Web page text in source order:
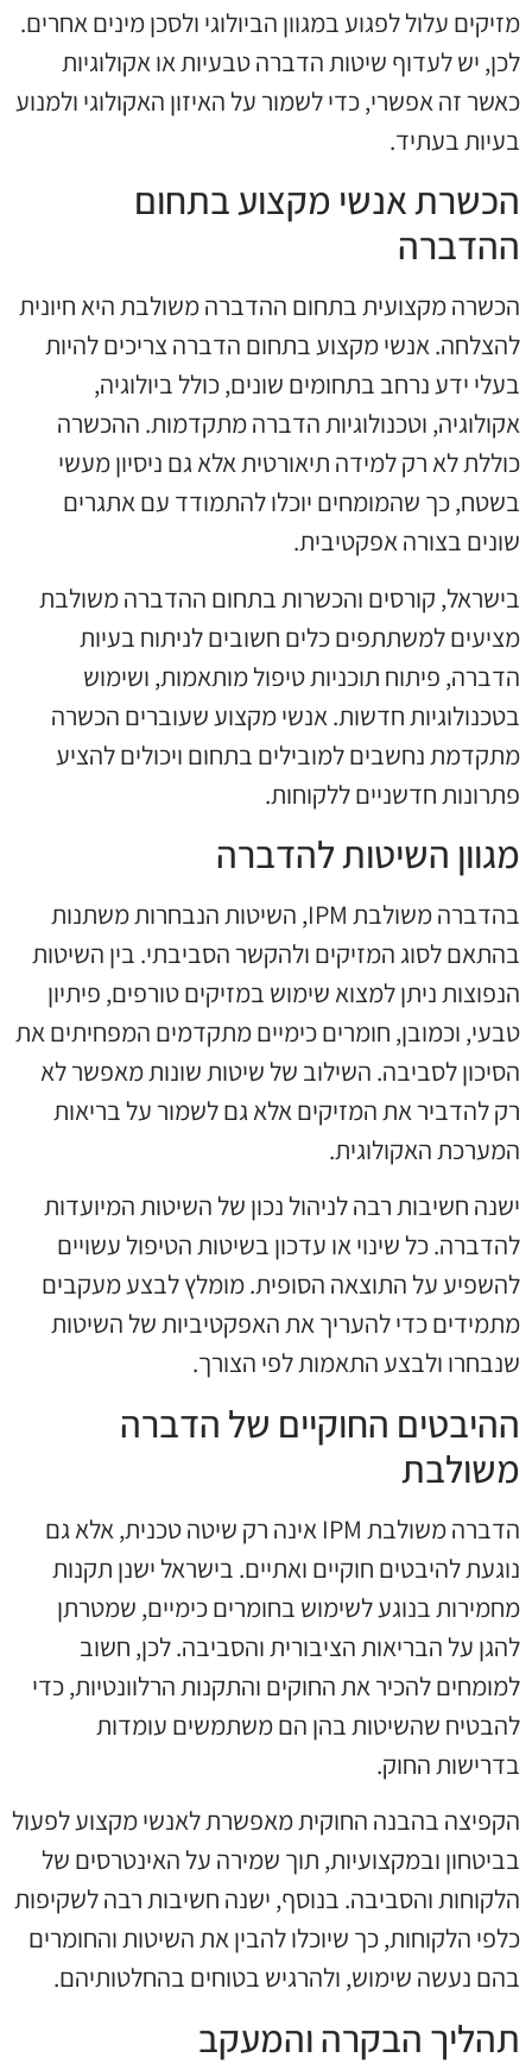
מזיקים עלול לפגוע במגוון הביולוגי ולסכן מינים אחרים.
לכן, יש לעדוף שיטות הדברה טבעיות או אקולוגיות
כאשר זה אפשרי, כדי לשמור על האיזון האקולוגי ולמנוע
בעיות בעתיד.
הכשרת אנשי מקצוע בתחום
ההדברה
הכשרה מקצועית בתחום ההדברה משולבת היא חיונית
להצלחה. אנשי מקצוע בתחום הדברה צריכים להיות
בעלי ידע נרחב בתחומים שונים, כולל ביולוגיה,
אקולוגיה, וטכנולוגיות הדברה מתקדמות. ההכשרה
כוללת לא רק למידה תיאורטית אלא גם ניסיון מעשי
בשטח, כך שהמומחים יוכלו להתמודד עם אתגרים
שונים בצורה אפקטיבית.
בישראל, קורסים והכשרות בתחום ההדברה משולבת
מציעים למשתתפים כלים חשובים לניתוח בעיות
הדברה, פיתוח תוכניות טיפול מותאמות, ושימוש
בטכנולוגיות חדשות. אנשי מקצוע שעוברים הכשרה
מתקדמת נחשבים למובילים בתחום ויכולים להציע
פתרונות חדשניים ללקוחות.
מגוון השיטות להדברה
בהדברה משולבת IPM, השיטות הנבחרות משתנות
בהתאם לסוג המזיקים ולהקשר הסביבתי. בין השיטות
הנפוצות ניתן למצוא שימוש במזיקים טורפים, פיתיון
טבעי, וכמובן, חומרים כימיים מתקדמים המפחיתים את
הסיכון לסביבה. השילוב של שיטות שונות מאפשר לא
רק להדביר את המזיקים אלא גם לשמור על בריאות
המערכת האקולוגית.
ישנה חשיבות רבה לניהול נכון של השיטות המיועדות
להדברה. כל שינוי או עדכון בשיטות הטיפול עשויים
להשפיע על התוצאה הסופית. מומלץ לבצע מעקבים
מתמידים כדי להעריך את האפקטיביות של השיטות
שנבחרו ולבצע התאמות לפי הצורך.
ההיבטים החוקיים של הדברה
משולבת
הדברה משולבת IPM אינה רק שיטה טכנית, אלא גם
נוגעת להיבטים חוקיים ואתיים. בישראל ישנן תקנות
מחמירות בנוגע לשימוש בחומרים כימיים, שמטרתן
להגן על הבריאות הציבורית והסביבה. לכן, חשוב
למומחים להכיר את החוקים והתקנות הרלוונטיות, כדי
להבטיח שהשיטות בהן הם משתמשים עומדות
בדרישות החוק.
הקפיצה בהבנה החוקית מאפשרת לאנשי מקצוע לפעול
בביטחון ובמקצועיות, תוך שמירה על האינטרסים של
הלקוחות והסביבה. בנוסף, ישנה חשיבות רבה לשקיפות
כלפי הלקוחות, כך שיוכלו להבין את השיטות והחומרים
בהם נעשה שימוש, ולהרגיש בטוחים בהחלטותיהם.
תהליך הבקרה והמעקב